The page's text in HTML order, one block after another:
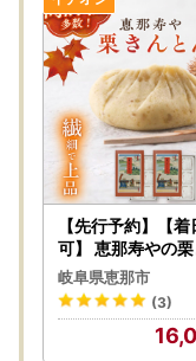
・ワンストップ申
・寄附金受領証明
※初めてご利用の場
ださい。
※寄附受付Noにて
【ワンストップ特
■恵那市ホームペ
ダウンロードして
恵那市ホームページ
＝＝＝＝＝＝＝＝
＝＝＝＝＝＝＝＝＝
【先行予約】【着
可】 恵那寿やの
とん 計12個（6個
箱） / 恵那市 / 恵
[AUAS008]
岐阜県恵那市
(3)